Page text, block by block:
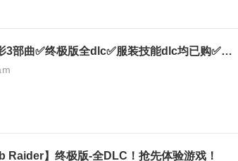
古墓丽影9三部曲✅起源,崛起,暗影3部曲✅终极版全dlc✅服装技能dlc均已购✅详情看描述
Raider】终极版-全DLC！抢先体验游戏！